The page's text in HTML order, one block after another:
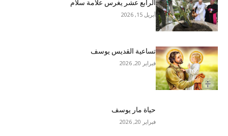
الرابع عشر يغرس علامة سلام
أبريل 15, 2026
تساعية القديس يوسف
فبراير 20, 2026
حياة مار يوسف
فبراير 20, 2026